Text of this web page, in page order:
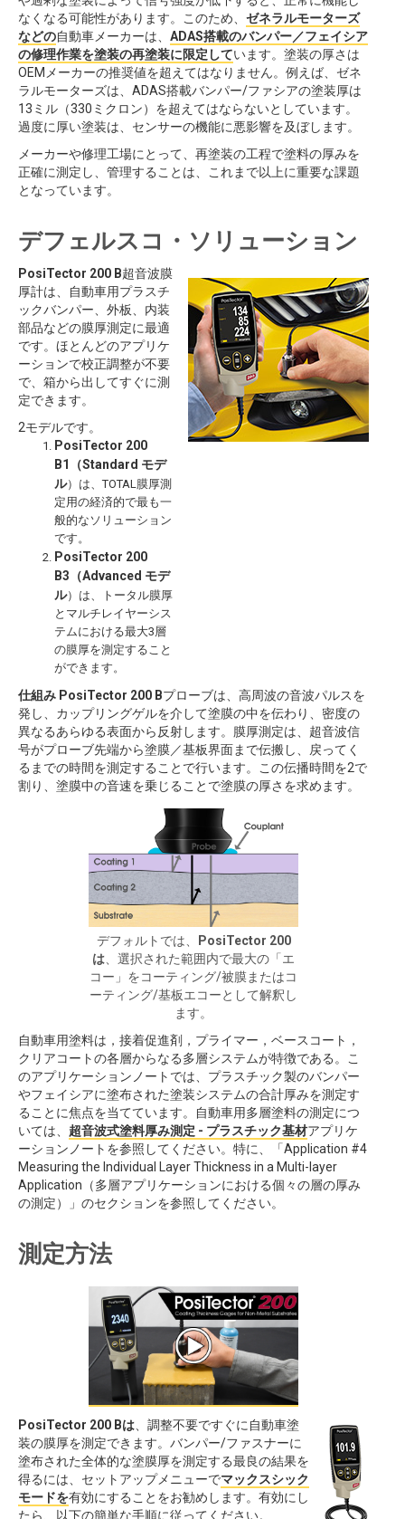
なくなる可能性があります。このため、 ゼネラルモーターズ
などの自動車メーカーは、 ADAS搭載のバンパー／フェイシア
の修理作業を塗装の再塗装に限定しています。塗装の厚さは
OEMメーカーの推奨値を超えてはなりません。例えば、ゼネ
ラルモーターズは、ADAS搭載バンパー/ファシアの塗装厚は
13ミル（330ミクロン）を超えてはならないとしています。
過度に厚い塗装は、センサーの機能に悪影響を及ぼします。
メーカーや修理工場にとって、再塗装の工程で塗料の厚みを
正確に測定し、管理することは、これまで以上に重要な課題
となっています。
デフェルスコ・ソリューション
PosiTector 200 B超音波膜
厚計は、自動車用プラスチ
ックバンパー、外板、内装
部品などの膜厚測定に最適
です。ほとんどのアプリケ
ーションで校正調整が不要
で、箱から出してすぐに測
定できます。
2モデルです。
PosiTector 200
B1（Standard モデ
ル）は、TOTAL膜厚測
定用の経済的で最も一
般的なソリューション
です。
PosiTector 200
B3（Advanced モデ
ル）は、トータル膜厚
とマルチレイヤーシス
テムにおける最大3層
の膜厚を測定すること
ができます。
仕組み PosiTector 200 Bプローブは、高周波の音波パルスを
発し、カップリングゲルを介して塗膜の中を伝わり、密度の
異なるあらゆる表面から反射します。膜厚測定は、超音波信
号がプローブ先端から塗膜／基板界面まで伝搬し、戻ってく
るまでの時間を測定することで行います。この伝播時間を2で
割り、塗膜中の音速を乗じることで塗膜の厚さを求めます。
デフォルトでは、
PosiTector 200
は 、選択された範囲内で最大の「エ
コー」をコーティング/被膜またはコ
ーティング/基板エコーとして解釈し
ます。
自動車用塗料は，接着促進剤，プライマー，ベースコート，
クリアコートの各層からなる多層システムが特徴である。こ
のアプリケーションノートでは、プラスチック製のバンパー
やフェイシアに塗布された塗装システムの合計厚みを測定す
ることに焦点を当てています。自動車用多層塗料の測定につ
いては、 超音波式塗料厚み測定 - プラスチック基材アプリケ
ーションノートを参照してください。特に、「Application #4
Measuring the Individual Layer Thickness in a Multi-layer
Application（多層アプリケーションにおける個々の層の厚み
の測定）」のセクションを参照してください。
測定方法
PosiTector 200 Bは 、調整不要ですぐに自動車塗
装の膜厚を測定できます。バンパー/ファスナーに
塗布された全体的な塗膜厚を測定する最良の結果を
得るには、セットアップメニューでマックスシック
モードを有効にすることをお勧めします。有効にし
たら、以下の簡単な手順に従ってください。